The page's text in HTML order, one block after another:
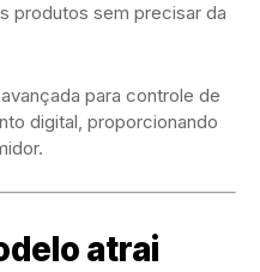
produtos sem precisar da
para controle de
digital, proporcionando
atrai